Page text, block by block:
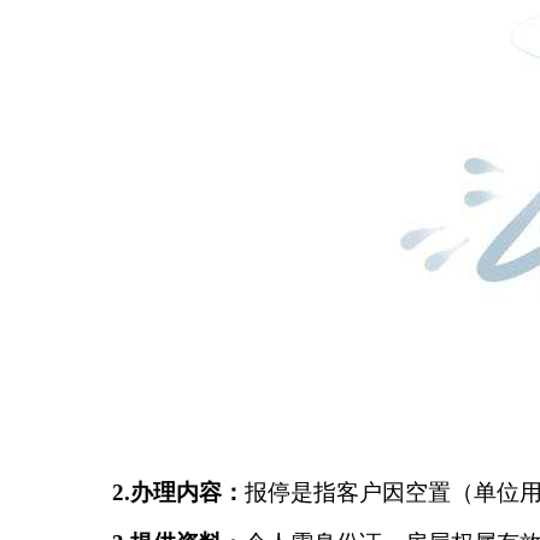
2.办理内容： 报停是指客户因空置 （单位